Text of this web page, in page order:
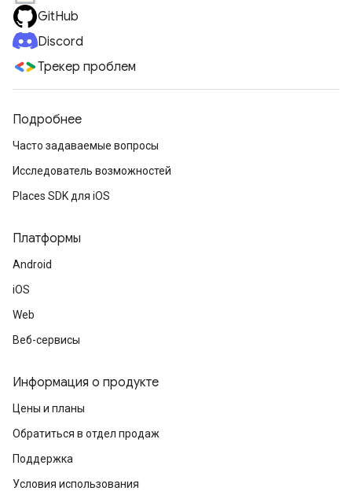
GitHub
Discord
Трекер проблем
Подробнее
Часто задаваемые вопросы
Исследователь возможностей
Places SDK для iOS
Платформы
Android
iOS
Web
Веб-сервисы
Информация о продукте
Цены и планы
Обратиться в отдел продаж
Поддержка
Условия использования